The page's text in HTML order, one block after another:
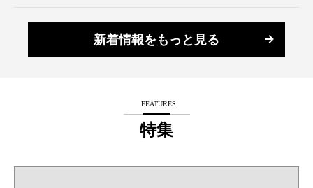
新着情報をもっと見る
FEATURES
特集